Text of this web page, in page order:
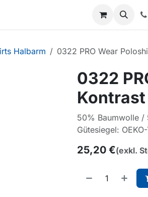
Halbarm 0322 PRO Wear
0322
Kontrast
50% Baumwolle /
Gütesiegel:
25,20 €(exkl.